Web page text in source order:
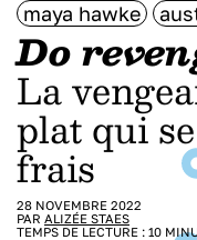
maya hawke
Do
La vengeance est un
plat qui
frais
28 NOVEMBRE 2022
PAR ALIZÉE STAES
TEMPS DE LECTURE : 10